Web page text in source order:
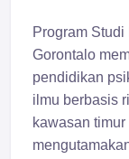
Program
Gorontalo
pendidikan
ilmu berbasis
kawasan